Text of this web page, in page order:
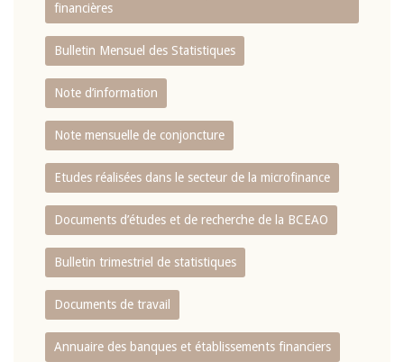
financières
Bulletin Mensuel des Statistiques
Note d’information
Note mensuelle de conjoncture
Etudes réalisées dans le secteur de la microfinance
Documents d’études et de recherche de la BCEAO
Bulletin trimestriel de statistiques
Documents de travail
Annuaire des banques et établissements financiers